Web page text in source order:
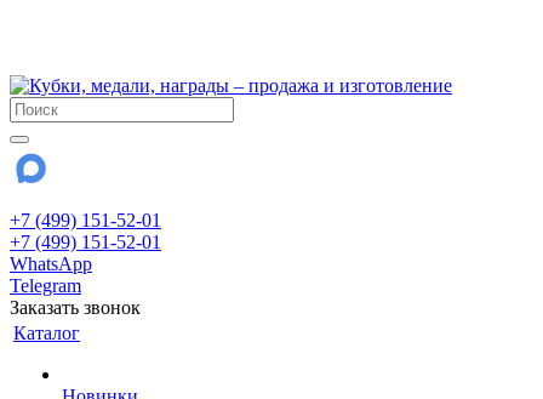
+7 (499) 151-52-01
+7 (499) 151-52-01
WhatsApp
Telegram
Заказать звонок
Каталог